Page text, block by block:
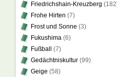
Friedrichshain-Kreuzberg
Frohe Hirten (7)
Frost und Sonne (3)
Fukushima (6)
Fußball
(7)
Gedächtniskultur (99)
Geige (58)